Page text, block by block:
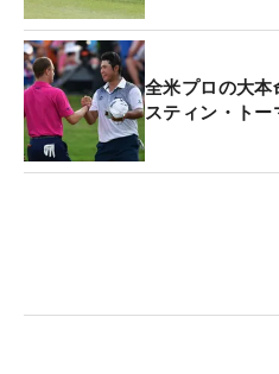
全米プロの大本
スティン・トー